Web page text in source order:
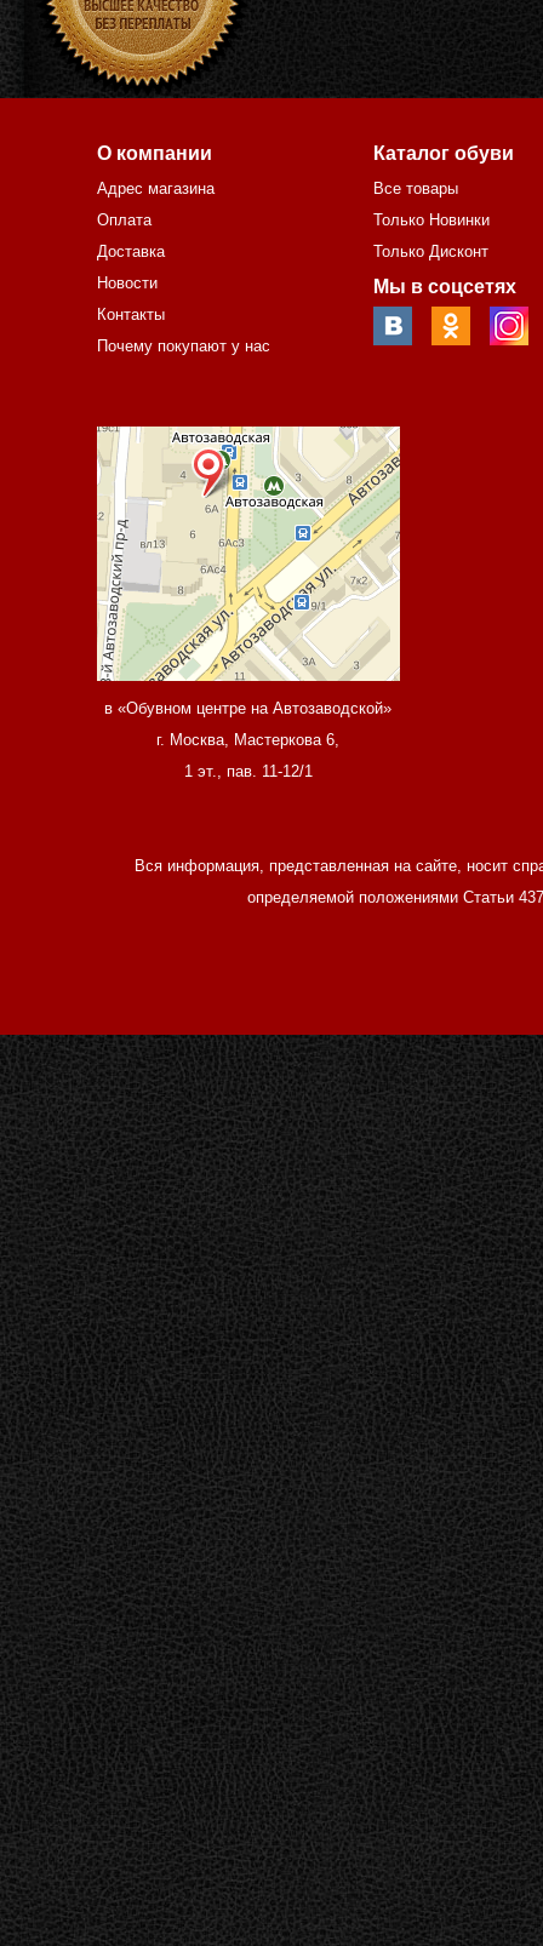
О компании
Адрес магазина
Оплата
Доставка
Новости
Контакты
Почему покупают у нас
Каталог обуви
Все товары
Только Новинки
Только Дисконт
Мы в соцсетях
в «Обувном центре на Автозаводской»
г. Москва, Мастеркова 6,
1 эт., пав. 11-12/1
Вся информация, представленная на сайте, носит
определяемой положениями Статьи